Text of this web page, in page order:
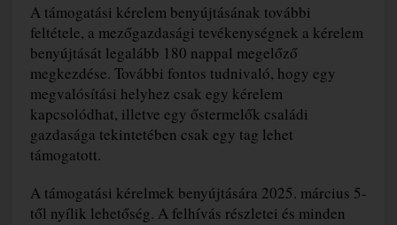
A támogatási kérelem benyújtásának további
feltétele, a mezőgazdasági tevékenységnek a kérelem
benyújtását legalább 180 nappal megelőző
megkezdése. További fontos tudnivaló, hogy egy
megvalósítási helyhez csak egy kérelem
kapcsolódhat, illetve egy őstermelők családi
gazdasága tekintetében csak egy tag lehet
támogatott.
A támogatási kérelmek benyújtására 2025. március 5-
től nyílik lehetőség. A felhívás részletei és minden